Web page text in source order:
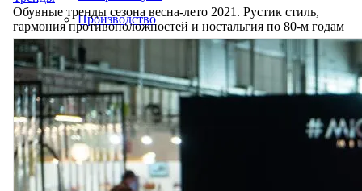
Производство
Обувные тренды сезона весна-лето 2021. Рустик стиль,
гармония противоположностей и ностальгия по 80-м годам